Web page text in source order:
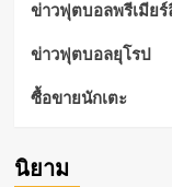
ข่าวฟุตบอลพรีเมียร์
ข่าวฟุตบอลยุโรป
ซื้อขายนักเตะ
นิยาม